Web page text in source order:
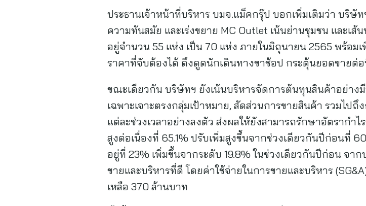
ประธานเจ้าหน้าที่บริหาร บมจ.แม็คกรุ๊ป บอกเพิ่มเติมว่า บริษั
ความทันสมัย และเร่งขยาย MC Outlet เน้นย่านชุมชน และเ
อยู่จำนวน 55 แห่ง เป็น 70 แห่ง ภายในมิถุนายน 2565 พร้อ
ราคาที่จับต้องได้ ดึงดูดนักเดินทางขาช้อป กระตุ้นยอดขายต่
ขณะเดียวกัน บริษัทฯ ยังเน้นบริหารจัดการต้นทุนสินค้าอย่าง
เฉพาะเจาะตรงกลุ่มเป้าหมาย, สัดส่วนการขายสินค้า รวมไป
แต่ละช่วงเวลาอย่างลงตัว ส่งผลให้ยังสามารถรักษาอัตรากำ
สูงต่อเนื่องที่ 65.1% ปรับเพิ่มสูงขึ้นจากช่วงเดียวกันปีก่อนที่
อยู่ที่ 23% เพิ่มขึ้นจากระดับ 19.8% ในช่วงเดียวกันปีก่อน จา
ขายและบริหารที่ดี โดยค่าใช้จ่ายในการขายและบริหาร
เหลือ 370 ล้านบาท